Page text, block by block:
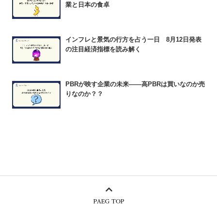
業と日本の食卓
インフレと景気の行方を占う一日 8月12日発表
の注目経済指標を読み解く
PBRが映す企業の未来――高PBRは買いなのか売
りなのか？？